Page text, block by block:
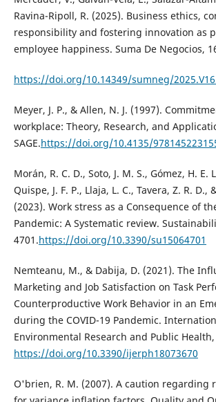
Ravina-Ripoll, R. (2025). Business ethics,
responsibility and fostering innovation as
employee happiness. Suma De Negocios,
https://doi.org/10.14349/sumneg/
Meyer, J. P., & Allen, N. J. (1997).
workplace: Theory, Research, and
SAGE.https://doi.org/10.4135/
Morán, R. C. D., Soto, J. M. S., Gómez, H. E.
Quispe, J. F. P., Llaja, L. C., Tavera, Z. R. D.,
(2023). Work stress as a Consequence of
Pandemic: A Systematic review.
4701.https://doi.org/10.3390/su15064701
Nemteanu, M., & Dabija, D. (2021). The
Marketing and Job Satisfaction on Task
Counterproductive Work Behavior in an
during the COVID-19 Pandemic.
Environmental Research and Public Health,
https://doi.org/10.3390/ijerph18073670
O'brien, R. M. (2007). A caution regarding